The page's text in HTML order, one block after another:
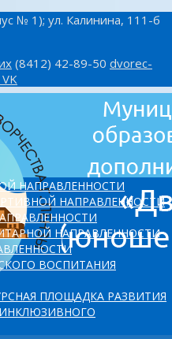
№ 1); ул. Калинина, 111-б
(8412) 42-89-50 dvorec-
НАПРАВЛЕННОСТИ
НАПРАВЛЕННОСТИ
НАПРАВЛЕННОСТИ
ВОСПИТАНИЯ
ПЛОЩАДКА РАЗВИТИЯ